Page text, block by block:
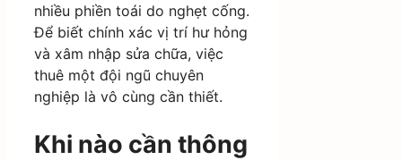
nhiều phiền toái do nghẹt cống.
Để biết chính xác vị trí hư hỏng
và xâm nhập sửa chữa, việc
thuê một đội ngũ chuyên
nghiệp là vô cùng cần thiết.
Khi nào cần thông